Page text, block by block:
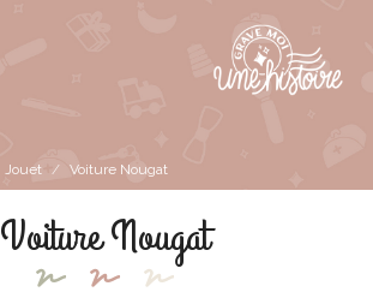
Jouet / Voiture Nougat
Voiture Nougat